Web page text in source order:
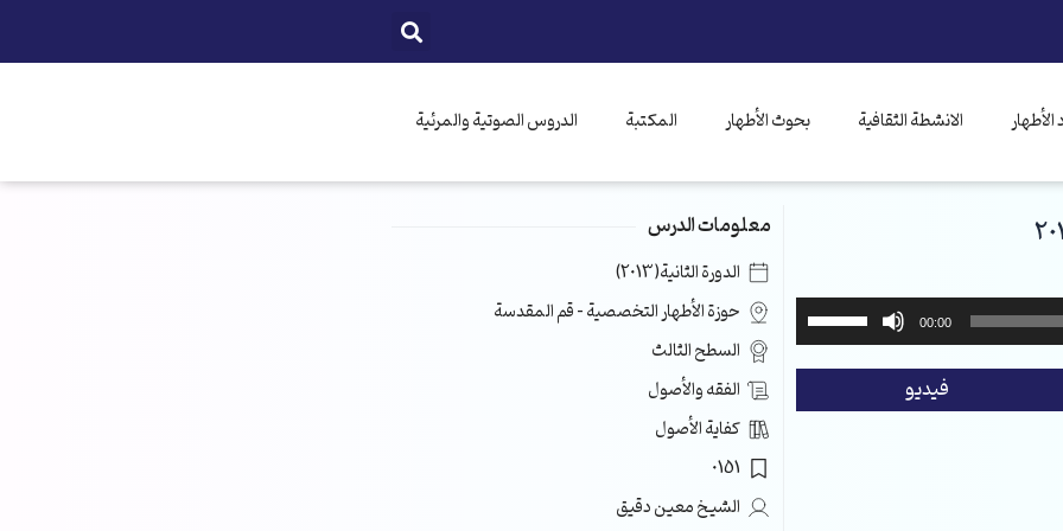
الانشطة الثقافية بحوث الأطهار المكتبة الدروس الصوتية والمرئية
00:00
استخدم
الأسهم
فيديو
معلومات الدرس
الدورة الثانية(2013)
حوزة الأطهار التخصصية – قم المقدسة
السطح الثالث
الفقه والأصول
كفاية الأصول
0151
الشيخ معين دقيق